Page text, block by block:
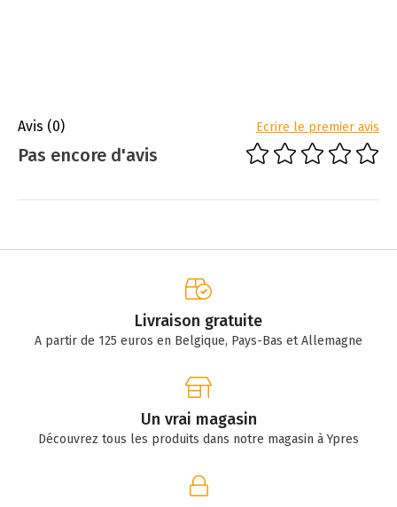
Avis (0) Ecrire le premier avis
Pas encore d'avis
Livraison gratuite
A partir de 125 euros en Belgique, Pays-Bas et Allemagne
Un vrai magasin
Découvrez tous les produits dans notre magasin à Ypres